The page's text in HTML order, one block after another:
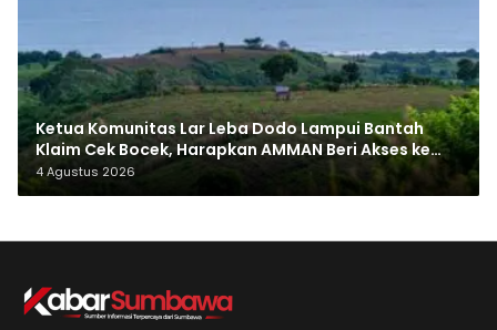
Ketua Komunitas Lar Leba Dodo Lampui Bantah
Klaim Cek Bocek, Harapkan AMMAN Beri Akses ke
Makam Leluhur
4 Agustus 2026